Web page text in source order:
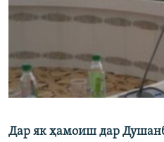
ГУЗОРИШҲОИ РАДИОӢ
Русский
ПАЙГИРӢ КУНЕД
Дар як ҳамоиш дар